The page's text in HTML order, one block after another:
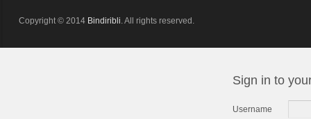
Copyright © 2014 Bindiribli. All rights reserved.
Sign in to
Username